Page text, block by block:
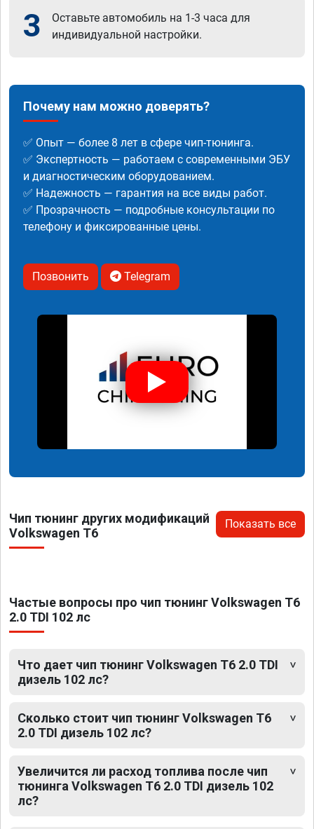
3
Оставьте автомобиль на 1-3 часа для
индивидуальной настройки.
Почему нам можно доверять?
✅ Опыт — более 8 лет в сфере чип-тюнинга.
✅ Экспертность — работаем с современными ЭБУ
и диагностическим оборудованием.
✅ Надежность — гарантия на все виды работ.
✅ Прозрачность — подробные консультации по
телефону и фиксированные цены.
Позвонить Telegram
Чип тюнинг других модификаций
Volkswagen T6
Показать все
Частые вопросы про чип тюнинг Volkswagen T6
2.0 TDI 102 лс
Что дает чип тюнинг Volkswagen T6 2.0 TDI
дизель 102 лс?
Сколько стоит чип тюнинг Volkswagen T6
2.0 TDI дизель 102 лс?
Увеличится ли расход топлива после чип
тюнинга Volkswagen T6 2.0 TDI дизель 102
лс?